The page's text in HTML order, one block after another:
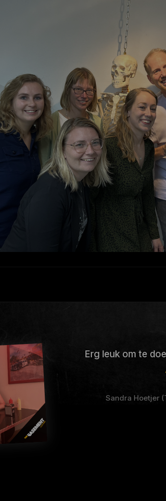
Erg leuk om te
Sandra Hoetjer